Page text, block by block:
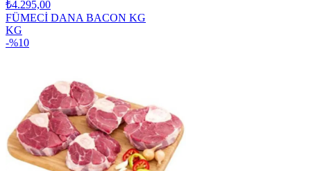
₺4.295,00
FÜMECİ DANA BACON KG
KG
-%10